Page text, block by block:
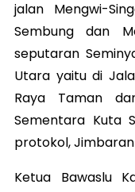
jalan Mengwi-
Sembung dan
seputaran
Utara yaitu di
Raya Taman
Sementara Kuta
protokol, Jimbaran
Ketua Bawaslu